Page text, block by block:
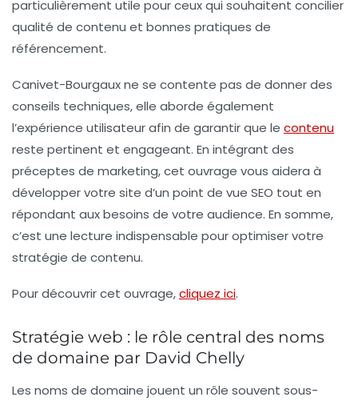
particulièrement utile pour ceux qui souhaitent concilier
qualité de contenu et bonnes pratiques de
référencement.
Canivet-Bourgaux ne se contente pas de donner des
conseils techniques, elle aborde également
l’expérience utilisateur afin de garantir que le contenu
reste pertinent et engageant. En intégrant des
préceptes de marketing, cet ouvrage vous aidera à
développer votre site d’un point de vue SEO tout en
répondant aux besoins de votre audience. En somme,
c’est une lecture indispensable pour optimiser votre
stratégie de contenu.
Pour découvrir cet ouvrage,cliquez ici.
Stratégie web : le rôle central des noms
de domaine par David Chelly
Les noms de domaine jouent un rôle souvent sous-